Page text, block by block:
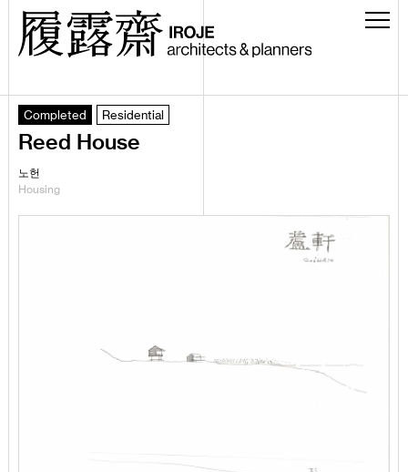
Completed Residential
Reed House
노헌
Housing